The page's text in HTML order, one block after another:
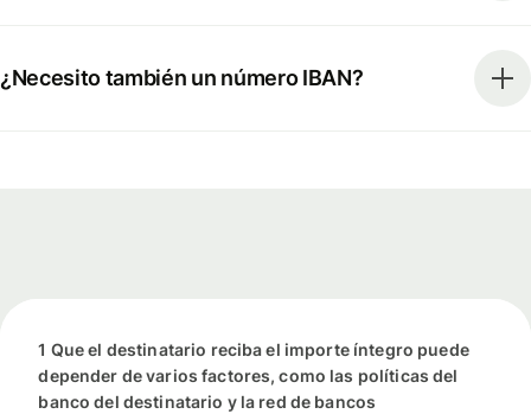
¿Necesito también un número IBAN?
1 Que el destinatario reciba el importe íntegro puede
depender de varios factores, como las políticas del
banco del destinatario y la red de bancos